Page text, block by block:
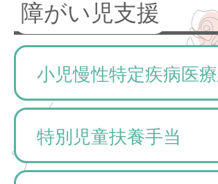
障がい児支援
小児慢性特定疾病医
特別児童扶養手当